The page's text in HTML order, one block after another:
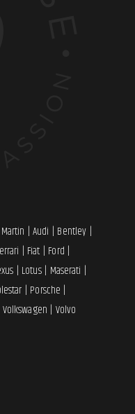
|Audi | Bentley |
| Fiat | Ford |
| Lotus| Maserati |
| Porsche |
Volkswagen | Volvo